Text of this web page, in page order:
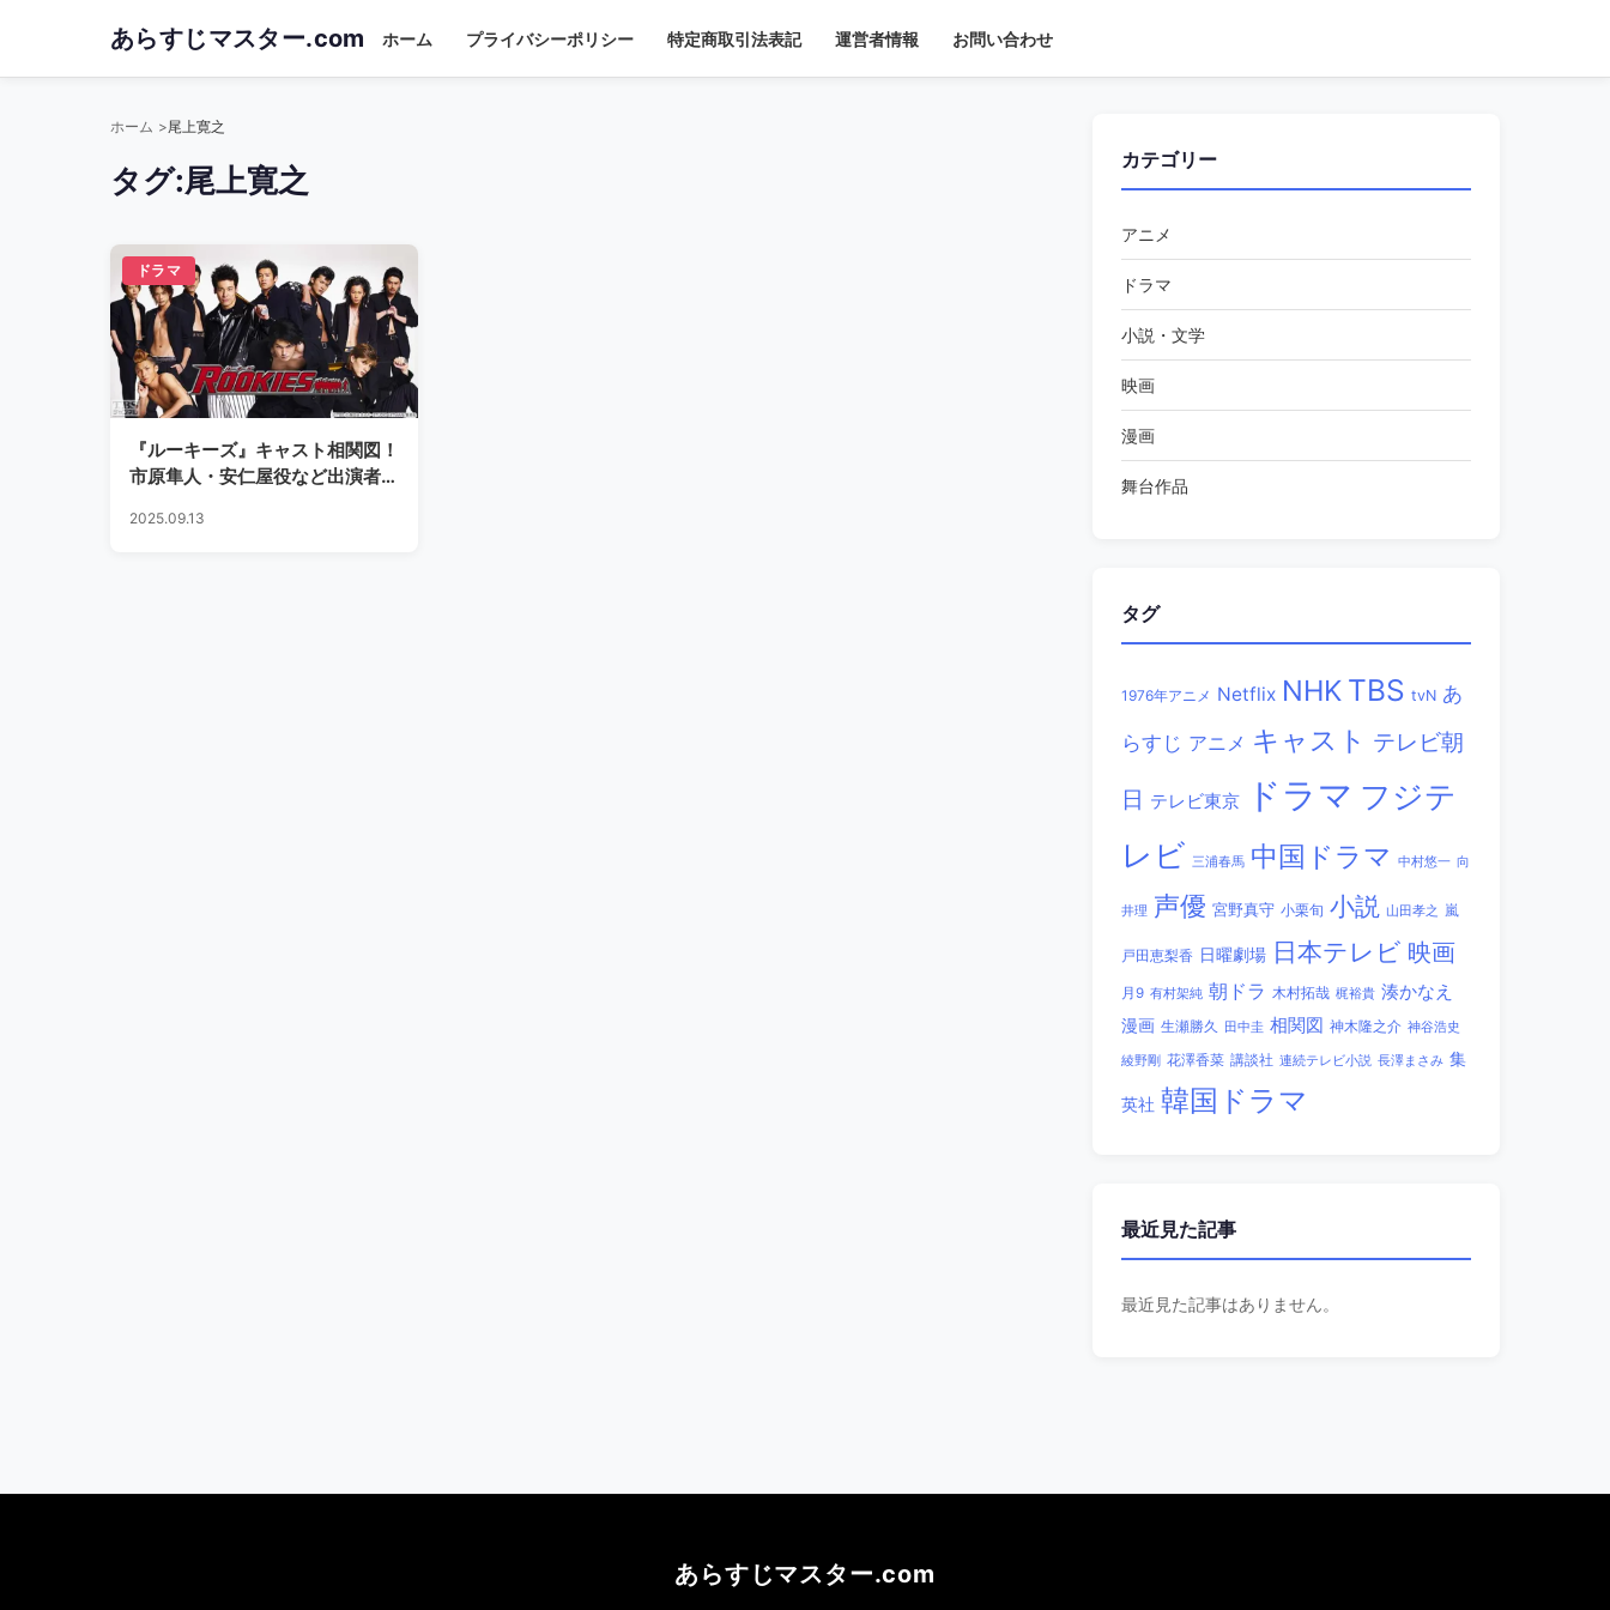
main
あらすじマスター.com ホーム プライバシーポリシー 特定商取引法表記 運営者情報 お問い合わせ
ホーム 尾上寛之
タグ:尾上寛之
ドラマ
『ルーキーズ』キャスト相関図！
市原隼人・安仁屋役など出演者一
2025.09.13
カテゴリー
アニメ
ドラマ
小説・文学
映画
漫画
舞台作品
タグ
1976年アニメ Netflix NHK TBS tvN あ
らすじ アニメ キャスト テレビ朝
日 テレビ東京 ドラマ フジテ
レビ 三浦春馬 中国ドラマ 中村悠一 向
井理 声優 宮野真守 小栗旬 小説 山田孝之 嵐
戸田恵梨香 日曜劇場 日本テレビ 映画
月9 有村架純 朝ドラ 木村拓哉 梶裕貴 湊かなえ
漫画 生瀬勝久 田中圭 相関図 神木隆之介 神谷浩史
綾野剛 花澤香菜 講談社 連続テレビ小説 長澤まさみ 集
英社 韓国ドラマ
最近見た記事
最近見た記事はありません。
あらすじマスター.com